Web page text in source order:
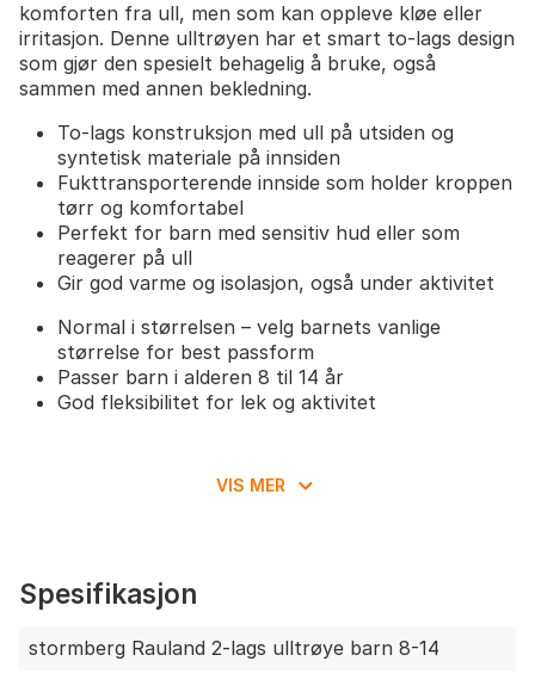
komforten fra ull, men som kan oppleve kløe eller
irritasjon. Denne ulltrøyen har et smart to-lags design
som gjør den spesielt behagelig å bruke, også
sammen med annen bekledning.
To-lags konstruksjon med ull på utsiden og
syntetisk materiale på innsiden
Fukttransporterende innside som holder kroppen
tørr og komfortabel
Perfekt for barn med sensitiv hud eller som
reagerer på ull
Gir god varme og isolasjon, også under aktivitet
Normal i størrelsen – velg barnets vanlige
størrelse for best passform
Passer barn i alderen 8 til 14 år
God fleksibilitet for lek og aktivitet
VIS MER
Spesifikasjon
stormberg Rauland 2-lags ulltrøye barn 8-14